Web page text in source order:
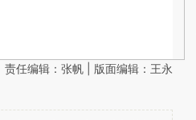
责任编辑：张帆 | 版面编辑：王永